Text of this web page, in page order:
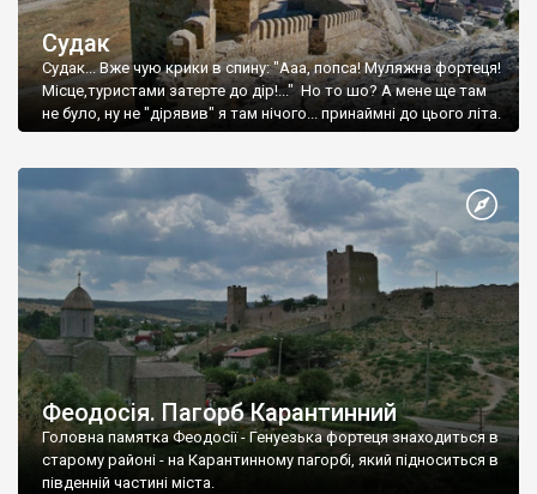
Судак
Судак... Вже чую крики в спину: "Ааа, попса! Муляжна фортеця!
Місце,туристами затерте до дір!..." Но то шо? А мене ще там
не було, ну не "дірявив" я там нічого... принаймні до цього літа.
Феодосія. Пагорб Карантинний
Головна памятка Феодосії - Генуезька фортеця знаходиться в
старому районі - на Карантинному пагорбі, який підноситься в
південній частині міста.